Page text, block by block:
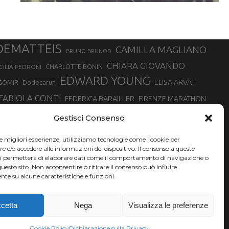
Gestisci Consenso
migliori esperienze, utilizziamo tecnologie come i cookie per
e/o accedere alle informazioni del dispositivo. Il consenso a queste
permetterà di elaborare dati come il comportamento di navigazione o
sito. Non acconsentire o ritirare il consenso può influire
su alcune caratteristiche e funzioni.
Nega Visualizza le preferenze
BRUNO BRUNOD CAMILLA MAGLIANO
PEDRONI CHARLOTTE BONIN CHIARA GIOVANDO
Dodecarun EDWARD YOUNG ELISA ARVAT
FABIOLA CONTI FEDERICA BARAILLER FIRENZE MARATHON
GIOVANNA EPIS GIULIANO CAVALLO
DI TORINO MARATONINA MARCELLA BELLETTI MARCO OLMO
MONVISO VERTICAL RACE NADIA BATTOCLETTI
BONALDI SILVIA RAMPAZZO
CHEVRIER YEMAN CRIPPA